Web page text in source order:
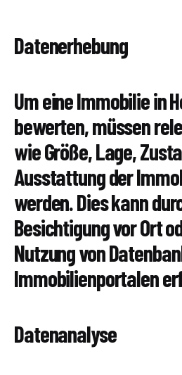
Datenerhebung
Um eine Immobilie in
bewerten, müssen
wie Größe, Lage,
Ausstattung der
werden. Dies kann
Besichtigung vor Ort
Nutzung von
Immobilienportalen
Datenanalyse